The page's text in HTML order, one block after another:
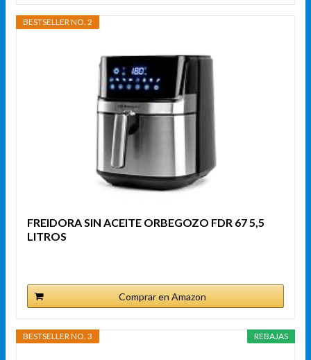
BESTSELLER NO. 2
FREIDORA SIN ACEITE ORBEGOZO FDR 67 5,5
LITROS
Comprar en Amazon
REBAJAS
BESTSELLER NO. 3